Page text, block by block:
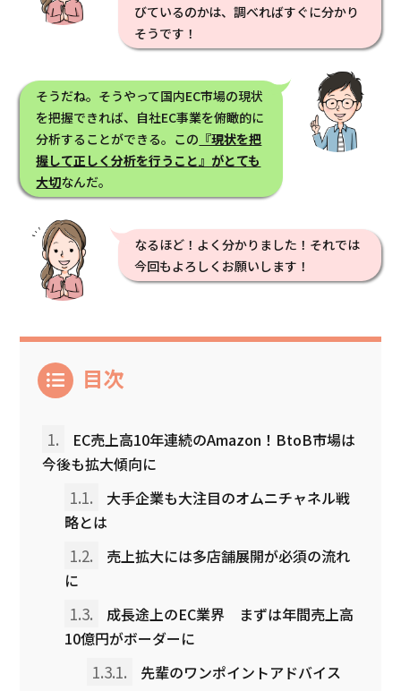
びているのかは、調べればすぐに分かり
そうです！
そうだね。そうやって国内EC市場の現状
を把握できれば、自社EC事業を俯瞰的に
分析することができる。この 『現状を把
握して正しく分析を行うこと』がとても
大切なんだ。
なるほど！よく分かりました！それでは
今回もよろしくお願いします！
目次
1.
EC売上高10年連続のAmazon！BtoB市場は
今後も拡大傾向に
1.1.
大手企業も大注目のオムニチャネル戦
略とは
1.2.
売上拡大には多店舗展開が必須の流れ
に
1.3.
成長途上のEC業界 まずは年間売上高
10億円がボーダーに
1.3.1. 先輩のワンポイントアドバイス